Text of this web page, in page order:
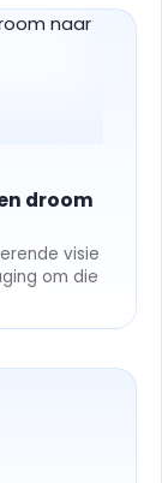
droom
visie
om die